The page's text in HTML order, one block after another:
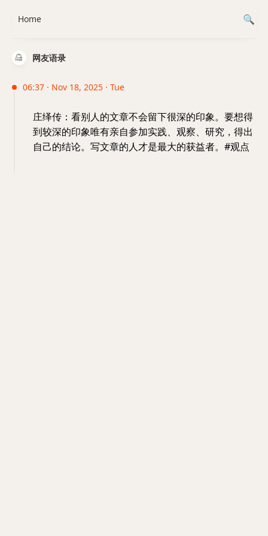
网友语录
06:37 · Nov 18, 2025 · Tue
庄绎传：看别人的文章不会留下很深的印象。要想得
到较深的印象唯有亲自参加实践、观察、研究，得出
自己的结论。写文章的人才是最大的获益者。#观点
Home